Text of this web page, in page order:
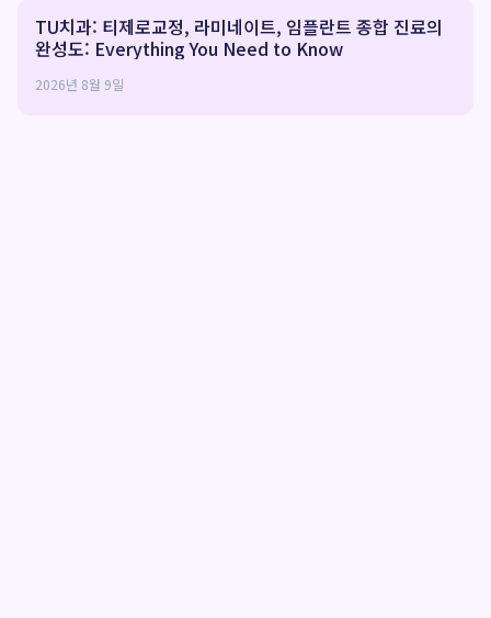
TU치과: 티제로교정, 라미네이트, 임플란트 종합 진료의
완성도: Everything You Need to Know
2026년 8월 9일